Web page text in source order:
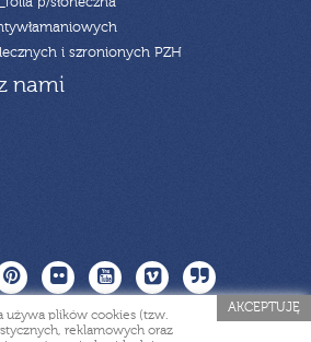
p/słoneczna
i szronionych PZH
nami
używa plików cookies (tzw.
reklamowych oraz
AKCEPTUJĘ